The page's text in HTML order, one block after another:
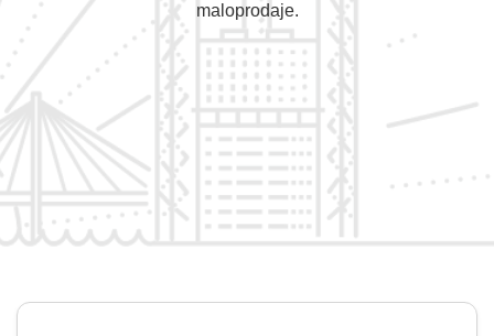
maloprodaje.